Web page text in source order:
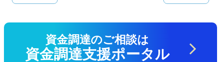
資金調達のご相談は
資金調達支援ポータル